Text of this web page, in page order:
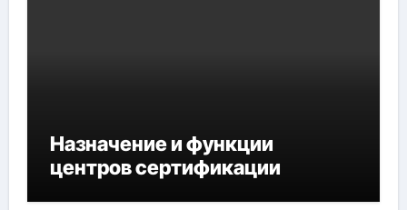
Назначение и функции
центров сертификации